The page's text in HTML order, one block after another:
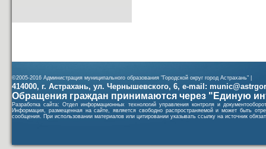
©2005-2016 Администрация муниципального образования "Городской округ город Астрахань" |
414000, г. Астрахань, ул. Чернышевского, 6, e-mail:
Обращения граждан принимаются через "Единую
Разработка сайта: Отдел информационных технологий управления контроля и
Информация, размещенная на сайте, является свободно распространяемой и может быть
сообщения. При использовании материалов или цитировании указывать ссылку на источник